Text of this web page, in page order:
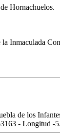
Hornachuelos.
Inmaculada
de los
- Longitud -